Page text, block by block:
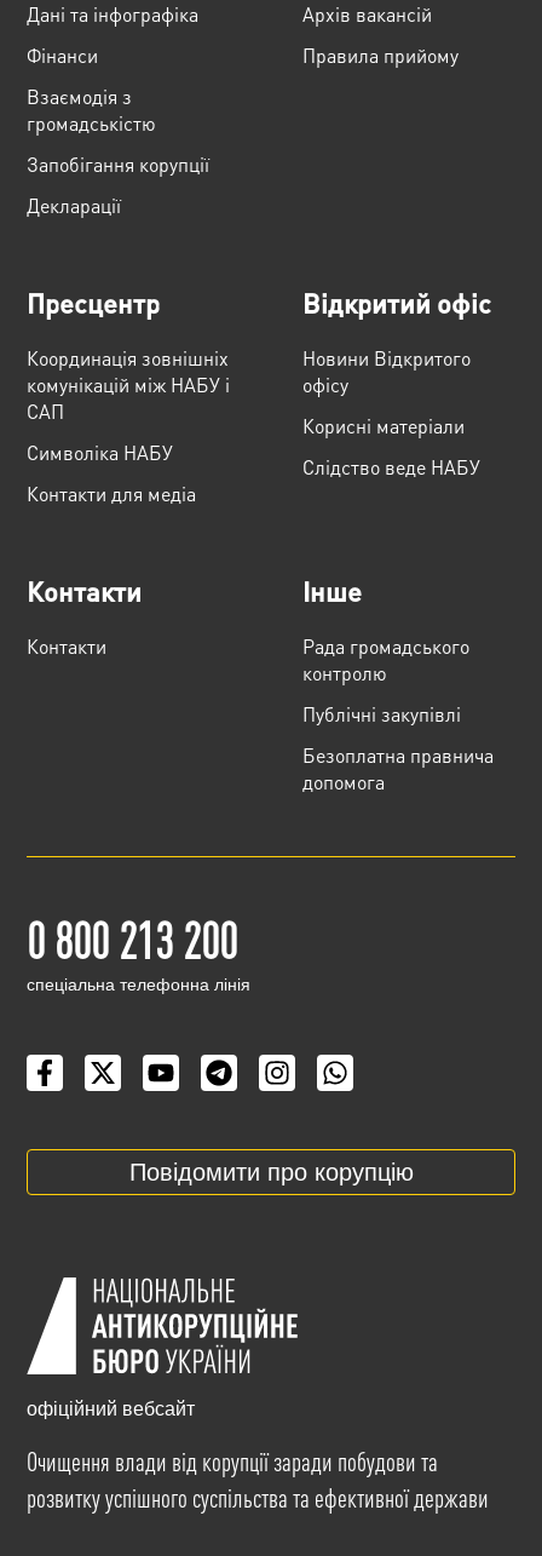
Дані та інфографіка
Фінанси
Взаємодія з
громадськістю
Запобігання корупції
Декларації
Архів вакансій
Правила прийому
Пресцентр
Координація зовнішніх
комунікацій між НАБУ і
САП
Cимволіка НАБУ
Контакти для медіа
Відкритий офіс
Новини Відкритого
офісу
Корисні матеріали
Слідство веде НАБУ
Контакти
Контакти
Інше
Рада громадського
контролю
Публічні закупівлі
Безоплатна правнича
допомога
0 800 213 200
cпеціальна телефонна лінія
Повідомити про корупцію
офіційний вебсайт
Очищення влади від корупції заради побудови та
розвитку успішного суспільства та ефективної держави